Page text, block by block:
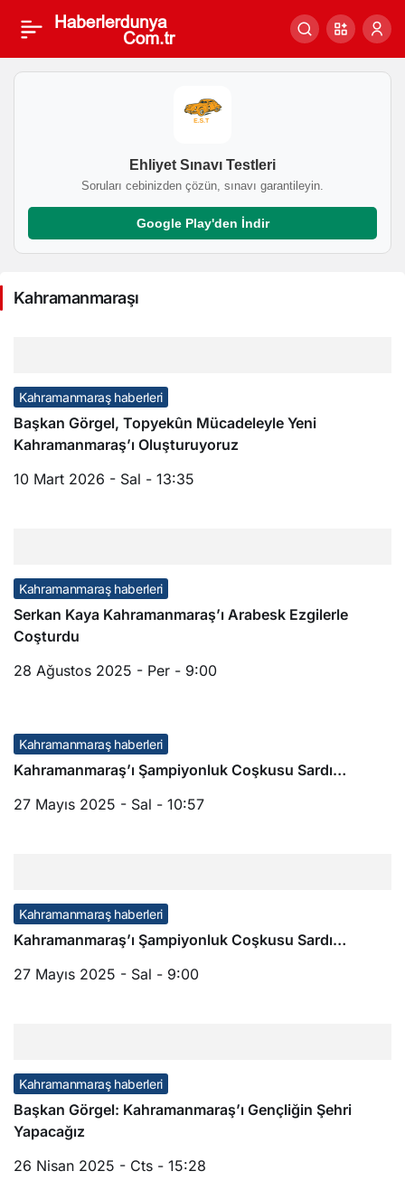
Kahramanmaraşı
Ehliyet Sınavı Testleri
Soruları cebinizden çözün, sınavı garantileyin.
Google Play'den İndir
Kahramanmaraşı
Kahramanmaraş haberleri
Başkan Görgel, Topyekûn Mücadeleyle Yeni
Kahramanmaraş’ı Oluşturuyoruz
10 Mart 2026 - Sal - 13:35
Kahramanmaraş haberleri
Serkan Kaya Kahramanmaraş’ı Arabesk Ezgilerle
Coşturdu
28 Ağustos 2025 - Per - 9:00
Kahramanmaraş haberleri
Kahramanmaraş’ı Şampiyonluk Coşkusu Sardı…
27 Mayıs 2025 - Sal - 10:57
Kahramanmaraş haberleri
Kahramanmaraş’ı Şampiyonluk Coşkusu Sardı…
27 Mayıs 2025 - Sal - 9:00
Kahramanmaraş haberleri
Başkan Görgel: Kahramanmaraş’ı Gençliğin Şehri
Yapacağız
26 Nisan 2025 - Cts - 15:28